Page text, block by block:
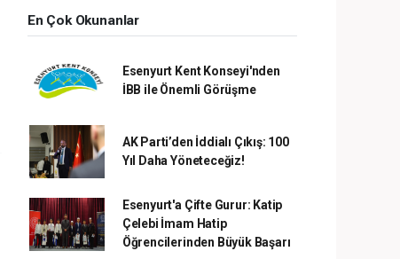
En Çok Okunanlar
Esenyurt Kent Konseyi'nden
İBB ile Önemli Görüşme
AK Parti’den İddialı Çıkış: 100
Yıl Daha Yöneteceğiz!
Esenyurt'a Çifte Gurur: Katip
Çelebi İmam Hatip
Öğrencilerinden Büyük Başarı